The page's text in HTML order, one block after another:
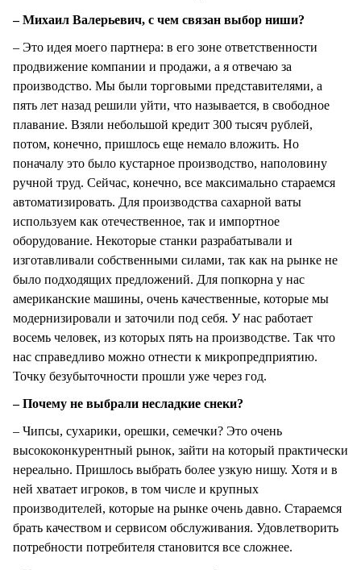
– Михаил Валерьевич, с чем связан выбор ниши?
– Это идея моего партнера: в его зоне ответственности
продвижение компании и продажи, а я отвечаю за
производство. Мы были торговыми представителями, а
пять лет назад решили уйти, что называется, в свободное
плавание. Взяли небольшой кредит 300 тысяч рублей,
потом, конечно, пришлось еще немало вложить. Но
поначалу это было кустарное производство, наполовину
ручной труд. Сейчас, конечно, все максимально стараемся
автоматизировать. Для производства сахарной ваты
используем как отечественное, так и импортное
оборудование. Некоторые станки разрабатывали и
изготавливали собственными силами, так как на рынке не
было подходящих предложений. Для попкорна у нас
американские машины, очень качественные, которые мы
модернизировали и заточили под себя. У нас работает
восемь человек, из которых пять на производстве. Так что
нас справедливо можно отнести к микропредприятию.
Точку безубыточности прошли уже через год.
– Почему не выбрали несладкие снеки?
– Чипсы, сухарики, орешки, семечки? Это очень
высококонкурентный рынок, зайти на который практически
нереально. Пришлось выбрать более узкую нишу. Хотя и в
ней хватает игроков, в том числе и крупных
производителей, которые на рынке очень давно. Стараемся
брать качеством и сервисом обслуживания. Удовлетворить
потребности потребителя становится все сложнее.